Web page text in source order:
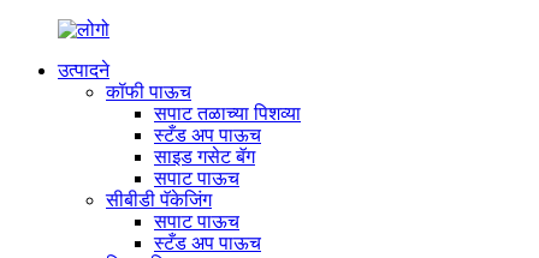
उत्पादने
कॉफी पाऊच
सपाट तळाच्या पिशव्या
स्टँड अप पाऊच
साइड गसेट बॅग
सपाट पाऊच
सीबीडी पॅकेजिंग
सपाट पाऊच
स्टँड अप पाऊच